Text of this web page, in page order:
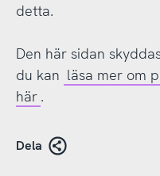
detta.
Den här sidan
du kan läsa mer om
här .
Dela